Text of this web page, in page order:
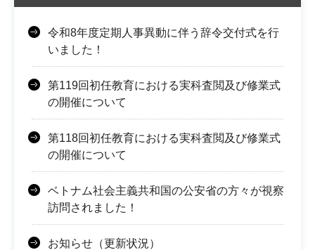
令和8年度定期人事異動に伴う辞令交付式を行
いました！
第119回初任教育における実科査閲及び修業式
の開催について
第118回初任教育における実科査閲及び修業式
の開催について
ベトナム社会主義共和国の公安省の方々が視察
訪問されました！
お知らせ（更新状況）